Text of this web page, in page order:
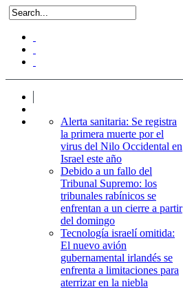
Alerta sanitaria: Se registra
la primera muerte por el
virus del Nilo Occidental en
Israel este año
Debido a un fallo del
Tribunal Supremo: los
tribunales rabínicos se
enfrentan a un cierre a partir
del domingo
Tecnología israelí omitida:
El nuevo avión
gubernamental irlandés se
enfrenta a limitaciones para
aterrizar en la niebla